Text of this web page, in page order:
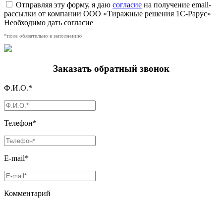
Отправляя эту форму, я даю согласие на получение email-
рассылки от компании ООО «Тиражные решения 1С-Рарус»
Необходимо дать согласие
*поле обязательно к заполнению
Заказать обратный звонок
Ф.И.О.*
Телефон*
E-mail*
Комментарий